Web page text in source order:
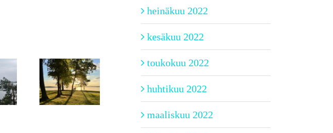
heinäkuu 2022
kesäkuu 2022
toukokuu 2022
huhtikuu 2022
maaliskuu 2022